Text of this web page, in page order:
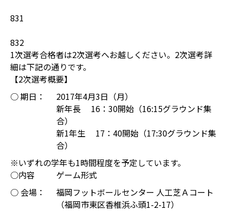
831
832
1次選考合格者は2次選考へお越しください。2次選考詳
細は下記の通りです。
【2次選考概要】
○ 期日：
2017年4月3日（月）
新年長 16：30開始（16:15グラウンド集
合）
新1年生 17：40開始（17:30グラウンド集
合）
※いずれの学年も1時間程度を予定しています。
○内容
ゲーム形式
○ 会場：
福岡フットボールセンター 人工芝Ａコート
（福岡市東区香椎浜ふ頭1-2-17）